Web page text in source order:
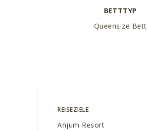
BETTTYP
Queensize Bett
REISEZIELE